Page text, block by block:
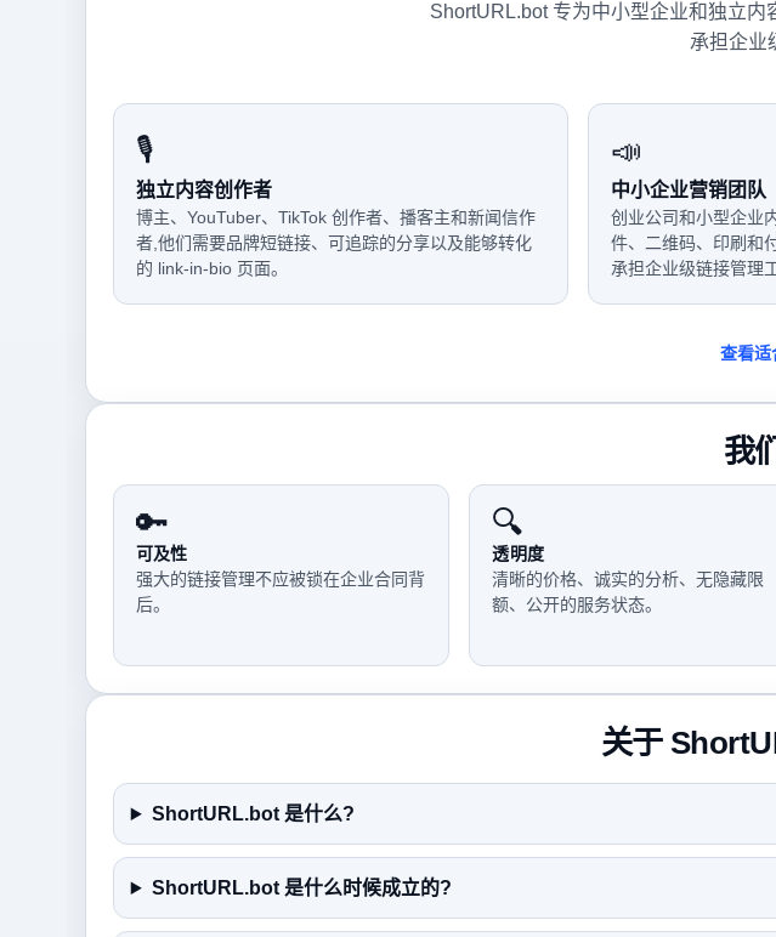
ShortURL.bot 专为中小型企业和独立
承担企业
🎙️
独立内容创作者
博主、YouTuber、TikTok 创作者、播客主和新闻信作
者,他们需要品牌短链接、可追踪的分享以及能够转化
的 link-in-bio 页面。
📣
中小企业营销团队
创业公司和小型企业
件、二维码、印刷和
承担企业级链接管理
查看
我
🔑
可及性
强大的链接管理不应被锁在企业合同背
后。
🔍
透明度
清晰的价格、诚实的分析、无隐藏限
额、公开的服务状态。
关于
ShortURL.bot 是什么?
ShortURL.bot 是什么时候成立的?